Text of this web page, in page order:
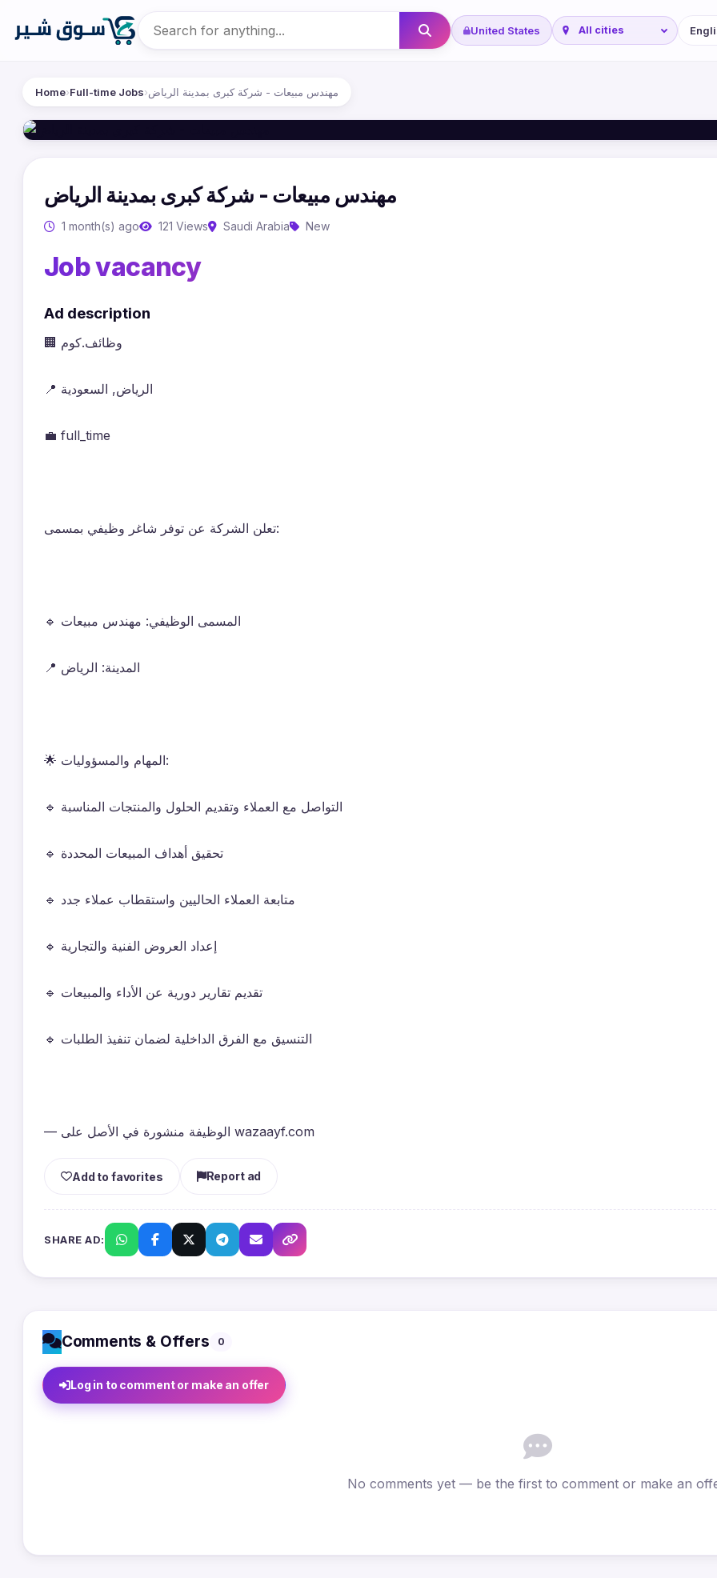
United States
Home›Full-time Jobs›مهندس مبيعات - شركة كبرى بمدينة الرياض
مهندس مبيعات - شركة كبرى بمدينة الرياض
1 month(s) ago 121 Views Saudi Arabia New
Job vacancy
Ad description
🏢 وظائف.كوم
📍 الرياض, السعودية
💼 full_time
تعلن الشركة عن توفر شاغر وظيفي بمسمى:
🔹 المسمى الوظيفي: مهندس مبيعات
📍 المدينة: الرياض
🌟 المهام والمسؤوليات:
🔹 التواصل مع العملاء وتقديم الحلول والمنتجات المناسبة
🔹 تحقيق أهداف المبيعات المحددة
🔹 متابعة العملاء الحاليين واستقطاب عملاء جدد
🔹 إعداد العروض الفنية والتجارية
🔹 تقديم تقارير دورية عن الأداء والمبيعات
🔹 التنسيق مع الفرق الداخلية لضمان تنفيذ الطلبات
— الوظيفة منشورة في الأصل على wazaayf.com
Add to favorites Report ad
SHARE AD:
Comments & Offers 0
Log in to comment or make an offer
No comments yet — be the first to comment or make an